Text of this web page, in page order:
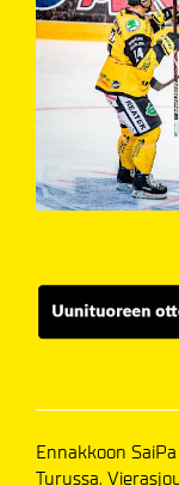
Ennakkoon
Turussa.